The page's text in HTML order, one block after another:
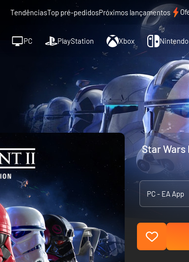
TendênciasTop pré-pedidosPróximos lançamentos
PC PlayStation Xbox Nintendo
Star Wars
PC - EA App